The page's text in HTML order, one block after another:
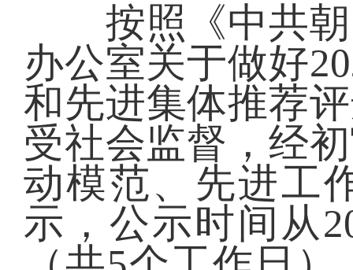
按照《中共朝
办公室关于做好
和先进集体推荐
受社会监督，经
动模范、先进工
示，公示时间从